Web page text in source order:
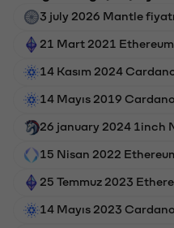
3 july 2026 Mantle fiyatı
21 Mart 2021
14 Kasım 2024
14 Mayıs 2019
26 january 2024 1inch
15 Nisan 2022
25 Temmuz 2023
14 Mayıs 2023